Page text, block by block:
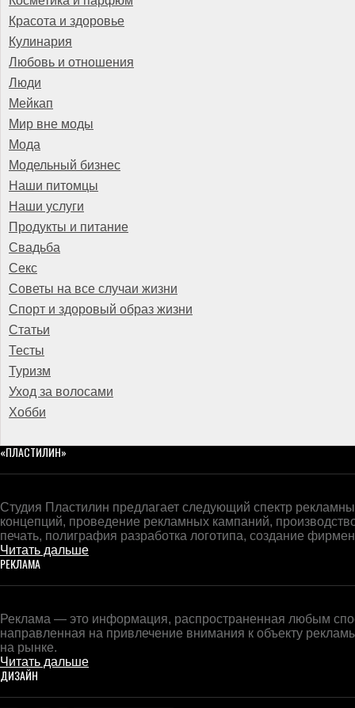
Красота и здоровье
Кулинария
Любовь и отношения
Люди
Мейкап
Мир вне моды
Мода
Модельный бизнес
Наши питомцы
Наши услуги
Продукты и питание
Свадьба
Секс
Советы на все случаи жизни
Спорт и здоровый образ жизни
Статьи
Тесты
Туризм
Уход за волосами
Хобби
«ПЛАСТИЛИН»
Студия Пластилин предлагает следующий спектр
концепций, проведение рекламных кампаний,
печать, полиграфия разработка логотипа, создание
Читать дальше
РЕКЛАМА
Реклама — это информация, распространенная любым
направленная на привлечение внимания к объекту
на рынке.
Читать дальше
ДИЗАЙН